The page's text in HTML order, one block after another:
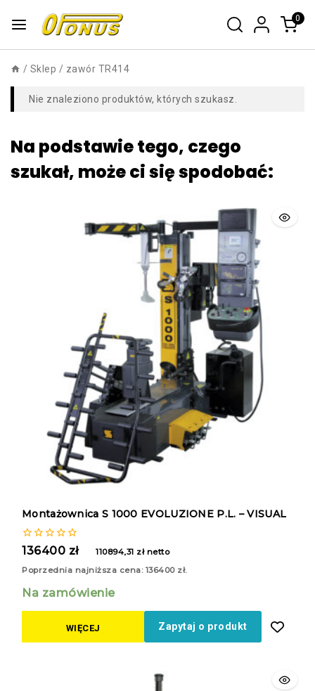
0
/ Sklep / zawór TR414
Nie znaleziono produktów, których szukasz.
Na podstawie tego, czego
szukał, może ci się spodobać:
Montażownica S 1000 EVOLUZIONE P.L. – VISUAL
0
5
136400 zł 110894,31 złnetto
Poprzednia najniższa cena: 136400 zł.
Na zamówienie
WIĘCEJ Zapytaj o produkt